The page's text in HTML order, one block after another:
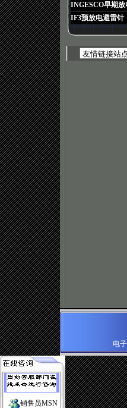
INGESCO早期放
IF3预放电避雷针
电
销售员MSN